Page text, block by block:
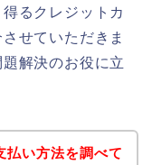
るクレジットカ
せていただきま
解決のお役に立
払い方法を調べて